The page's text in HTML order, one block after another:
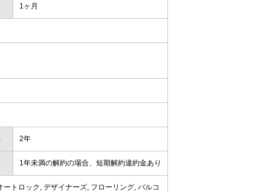
1ヶ月
2年
1年未満の解約の場合、短期解約違約金あり
トロック, デザイナーズ, フローリング, バルコ